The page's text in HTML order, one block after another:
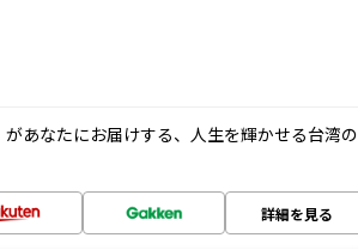
あなたにお届けする、人生を輝かせる台湾の
詳細を見る